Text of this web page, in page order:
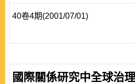
40卷4期(2001/07/01)
國際關係研究中全球治